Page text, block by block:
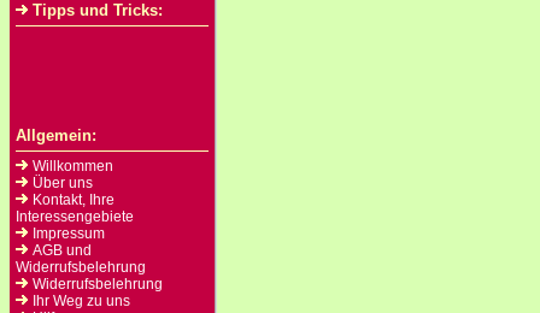
Tipps und Tricks:
Allgemein:
Willkommen
Über uns
Kontakt, Ihre
Interessengebiete
Impressum
AGB und
Widerrufsbelehrung
Widerrufsbelehrung
Ihr Weg zu uns